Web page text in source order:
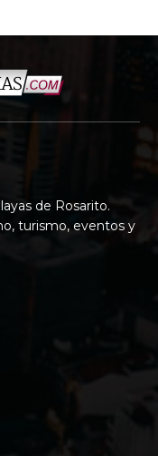
de Rosarito.
turismo, eventos y